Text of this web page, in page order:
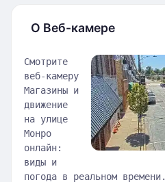
О Веб-камере
Смотрите
веб-камеру
Магазины и
движение
на улице
Монро
онлайн:
виды и
погода в реальном времени.